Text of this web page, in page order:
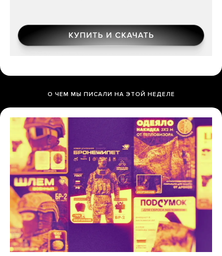
О ЧЕМ МЫ ПИСАЛИ НА ЭТОЙ НЕДЕЛЕ